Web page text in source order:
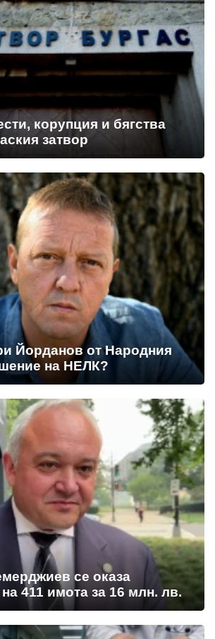
корупция и бягства
затвор
Йорданов от Народния
на НЕЛК?
се оказа
411 имота за 16 млн. лв.